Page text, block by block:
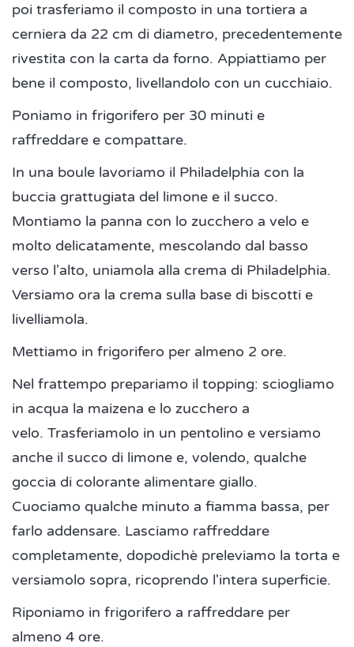
poi trasferiamo il composto in una tortiera a
cerniera da 22 cm di diametro, precedentemente
rivestita con la carta da forno. Appiattiamo per
bene il composto, livellandolo con un cucchiaio.
Poniamo in frigorifero per 30 minuti e
raffreddare e compattare.
In una boule lavoriamo il Philadelphia con la
buccia grattugiata del limone e il succo.
Montiamo la panna con lo zucchero a velo e
molto delicatamente, mescolando dal basso
verso l'alto, uniamola alla crema di Philadelphia.
Versiamo ora la crema sulla base di biscotti e
livelliamola.
Mettiamo in frigorifero per almeno 2 ore.
Nel frattempo prepariamo il topping: sciogliamo
in acqua la maizena e lo zucchero a
velo. Trasferiamolo in un pentolino e versiamo
anche il succo di limone e, volendo, qualche
goccia di colorante alimentare giallo.
Cuociamo qualche minuto a fiamma bassa, per
farlo addensare. Lasciamo raffreddare
completamente, dopodichè preleviamo la torta e
versiamolo sopra, ricoprendo l'intera superficie.
Riponiamo in frigorifero a raffreddare per
almeno 4 ore.